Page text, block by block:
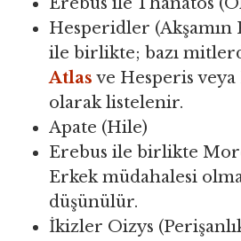
Hesperidler (Akşamın
ile birlikte; bazı
Atlas ve Hesperis
olarak listelenir.
Apate (Hile)
Erebus ile birlikte
Erkek müdahalesi
düşünülür.
İkizler Oizys